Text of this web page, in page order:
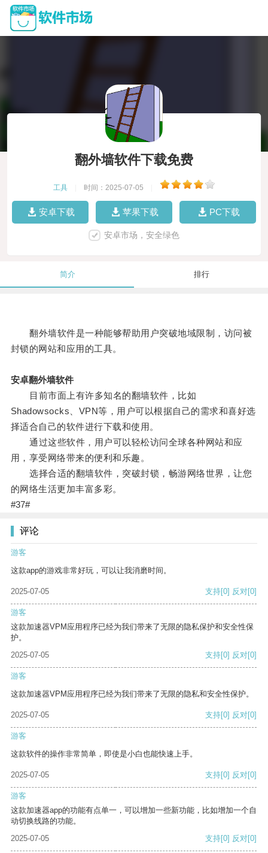
翻外墙软件下载免费
工具 时间：2025-07-05
安卓下载 苹果下载 PC下载
安卓市场，安全绿色
简介 排行
翻外墙软件是一种能够帮助用户突破地域限制，访问被
封锁的网站和应用的工具。
安卓翻外墙软件
目前市面上有许多知名的翻墙软件，比如
Shadowsocks、VPN等，用户可以根据自己的需求和喜好选
择适合自己的软件进行下载和使用。
通过这些软件，用户可以轻松访问全球各种网站和应
用，享受网络带来的便利和乐趣。
选择合适的翻墙软件，突破封锁，畅游网络世界，让您
的网络生活更加丰富多彩。
#37#
评论
游客
这款app的游戏非常好玩，可以让我消磨时间。
2025-07-05 支持[0] 反对[0]
游客
这款加速器VPM应用程序已经为我们带来了无限的隐私保护和安全性保
护。
2025-07-05
支持[0] 反对[0]
游客
这款加速器VPM应用程序已经为我们带来了无限的隐私和安全性保护。
2025-07-05 支持[0] 反对[0]
游客
这款软件的操作非常简单，即使是小白也能快速上手。
2025-07-05 支持[0] 反对[0]
游客
这款加速器app的功能有点单一，可以增加一些新功能，比如增加一个自
动切换线路的功能。
2025-07-05
支持[0] 反对[0]